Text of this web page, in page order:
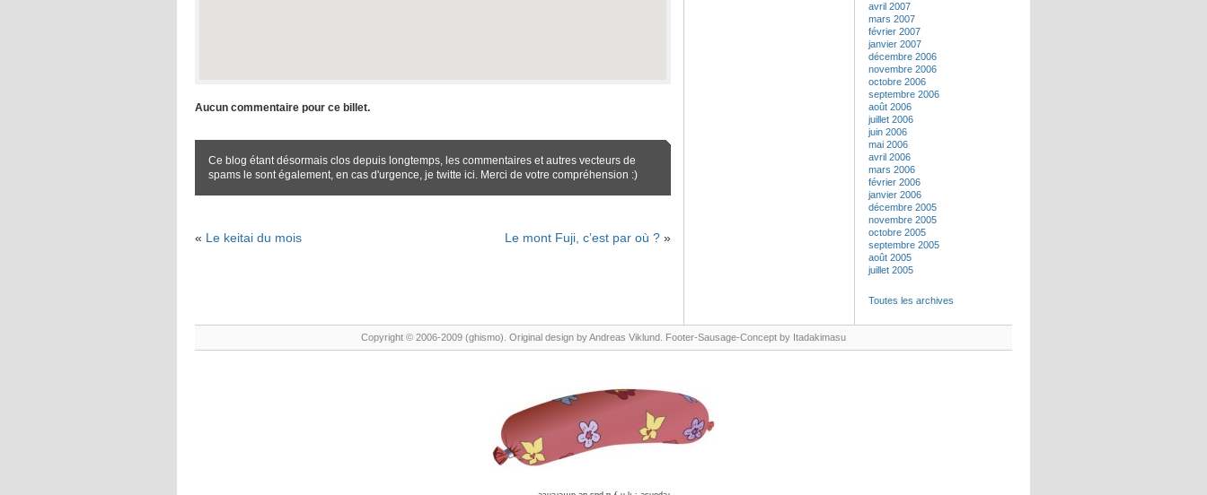
Aucun commentaire pour ce billet.
Ce blog étant désormais clos depuis longtemps, les commentaires et autres vecteurs de
spams le sont également, en cas d'urgence, je twitte ici. Merci de votre compréhension :)
« Le keitai du mois Le mont Fuji, c’est par où ? »
avril 2007
mars 2007
février 2007
janvier 2007
décembre 2006
novembre 2006
octobre 2006
septembre 2006
août 2006
juillet 2006
juin 2006
mai 2006
avril 2006
mars 2006
février 2006
janvier 2006
décembre 2005
novembre 2005
octobre 2005
septembre 2005
août 2005
juillet 2005
Toutes les archives
Copyright © 2006-2009 (ghismo). Original design byAndreas Viklund . Footer-Sausage-Concept by Itadakimasu